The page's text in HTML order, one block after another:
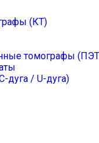
(КТ)
томографы
дуга / U-дуга)